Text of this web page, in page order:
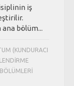
iş
bölüm...
(KUNDURACI